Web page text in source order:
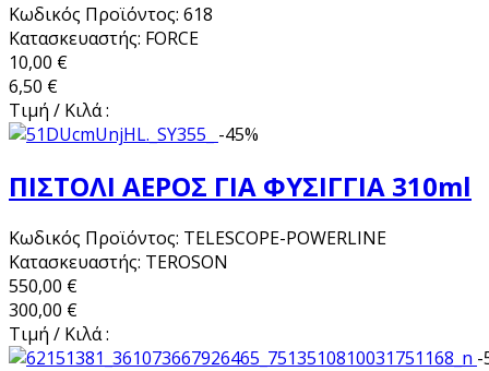
Κωδικός Προϊόντος: 618
Κατασκευαστής: FORCE
10,00 €
6,50 €
Τιμή / Κιλά :
-45%
ΠΙΣΤΟΛΙ ΑΕΡΟΣ ΓΙΑ ΦΥΣΙΓΓΙΑ 310ml
Κωδικός Προϊόντος: TELESCOPE-POWERLINE
Κατασκευαστής: TEROSON
550,00 €
300,00 €
Τιμή / Κιλά :
-